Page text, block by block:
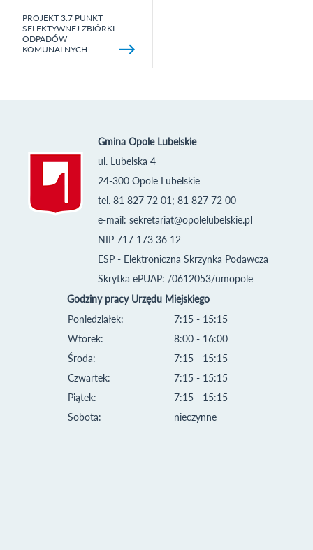
PROJEKT 3.7 PUNKT
SELEKTYWNEJ ZBIÓRKI
ODPADÓW
KOMUNALNYCH
Gmina Opole Lubelskie
ul. Lubelska 4
24-300 Opole Lubelskie
tel. 81 827 72 01; 81 827 72 00
e-mail: sekretariat@opolelubelskie.pl
NIP 717 173 36 12
ESP - Elektroniczna Skrzynka Podawcza
Skrytka ePUAP: /0612053/umopole
Godziny pracy Urzędu Miejskiego
Poniedziałek:
Wtorek:
Środa:
Czwartek:
Piątek:
Sobota:
7:15 - 15:15
8:00 - 16:00
7:15 - 15:15
7:15 - 15:15
7:15 - 15:15
nieczynne